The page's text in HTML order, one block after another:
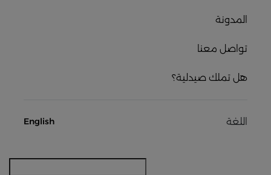
المدونة
تواصل معنا
هل تملك صيدلية؟
اللغة English